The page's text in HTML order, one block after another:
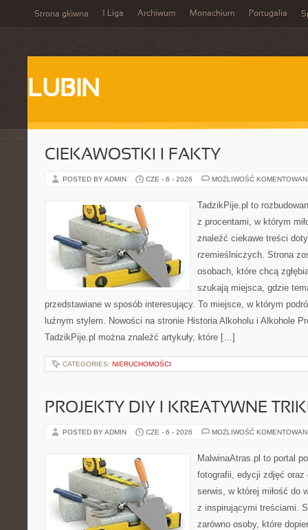
Strona główna 1 Liga Archiwum Monachium Portugalia
LUBIN
CIEKAWOSTKI I FAKTY
POSTED BY ADMIN CZE - 6 - 2026 MOŻLIWOŚĆ
TadzikPije.pl to
z procentami, w którym
znaleźć ciekawe treści
rzemieślniczych. Strona
osobach, które chcą
szukają miejsca, gdzie
przedstawiane w sposób interesujący. To miejsce, w którym
luźnym stylem. Nowości na stronie Historia Alkoholu i Alkohole
TadzikPije.pl można znaleźć artykuły, które […]
CATEGORIES: NIERUCHOMOŚCI
PROJEKTY DIY I KREATYWNE
POSTED BY ADMIN CZE - 6 - 2026 MOŻLIWOŚĆ
MalwinaAtras.pl to portal
fotografii, edycji zdjęć oraz
serwis, w której miłość do
z inspirującymi treściami.
zarówno osoby, które